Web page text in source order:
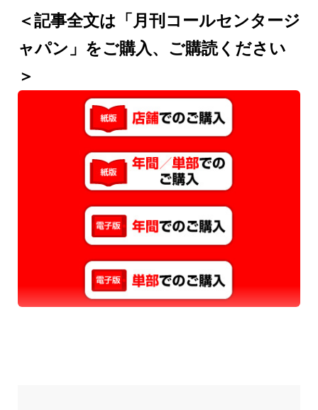
＜記事全文は「月刊コールセンタージ
ャパン」をご購入、ご購読ください
＞